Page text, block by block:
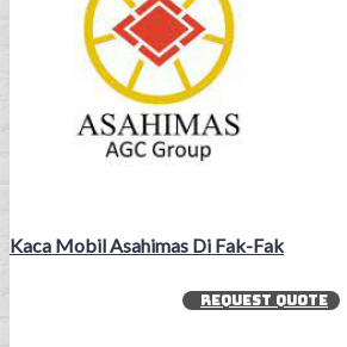
Kaca Mobil Asahimas Di Fak-Fak
REQUEST QUOTE